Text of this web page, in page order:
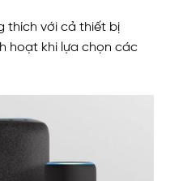
thích với cả thiết bị
hoạt khi lựa chọn các